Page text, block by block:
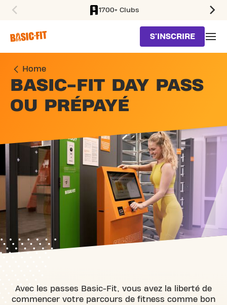
1700+ Clubs
S'INSCRIRE
Home
BASIC-FIT DAY PASS
OU PRÉPAYÉ
Avec les passes Basic-Fit, vous avez la liberté de
commencer votre parcours de fitness comme bon